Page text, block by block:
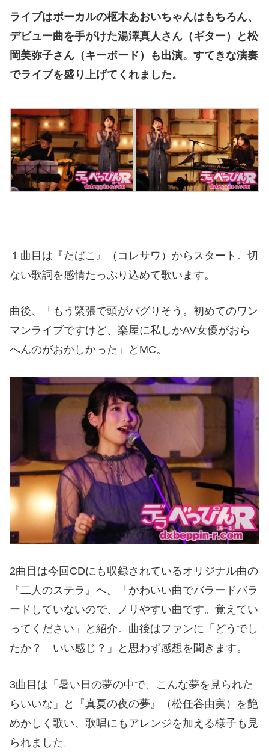
ライブはボーカルの枢木あおいちゃんはもちろん、
デビュー曲を手がけた湯澤真人さん（ギター）と松
岡美弥子さん（キーボード）も出演。すてきな演奏
でライブを盛り上げてくれました。
１曲目は『たばこ』（コレサワ）からスタート。切
ない歌詞を感情たっぷり込めて歌います。
曲後、「もう緊張で頭がバグりそう。初めてのワン
マンライブですけど、楽屋に私しかAV女優がおら
へんのがおかしかった」と MC。
2曲目は今回 CDにも収録されているオリジナル曲の
『二人のステラ』へ。「かわいい曲でバラードバラ
ードしていないので、ノリやすい曲です。覚えてい
ってください」と紹介。曲後はファンに「どうでし
たか？ いい感じ？」と思わず感想を聞きます。
3曲目は「暑い日の夢の中で、こんな夢を見られた
らいいな」と『真夏の夜の夢』（松任谷由実）を艶
めかしく歌い、歌唱にもアレンジを加える様子も見
られました。